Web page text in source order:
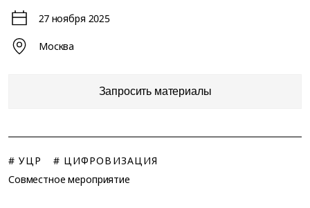
27 ноября 2025
Москва
Запросить материалы
# УЦР
# ЦИФРОВИЗАЦИЯ
Совместное мероприятие